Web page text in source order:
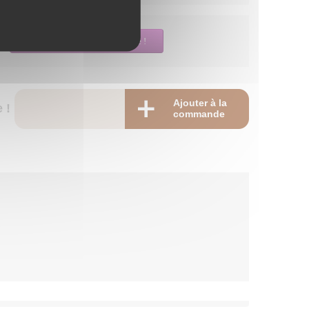
Créez votre produit sur-mesure !
!
Ajouter à la
commande